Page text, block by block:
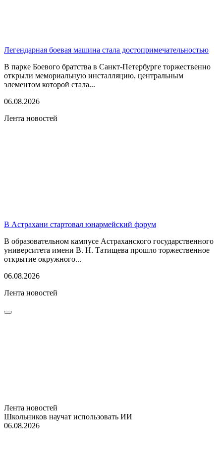
Легендарная боевая машина стала достопримечательностью
В парке Боевого братства в Санкт-Петербурге торжественно
открыли мемориальную инсталляцию, центральным
элементом которой стала...
06.08.2026
Лента новостей
В Астрахани стартовал юнармейский форум
В образовательном кампусе Астраханского государственного
университета имени В. Н. Татищева прошло торжественное
открытие окружного...
06.08.2026
Лента новостей
Лента новостей
Школьников научат использовать ИИ
06.08.2026